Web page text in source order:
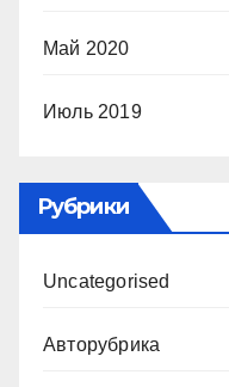
Май 2020
Июль 2019
Рубрики
Uncategorised
Авторубрика